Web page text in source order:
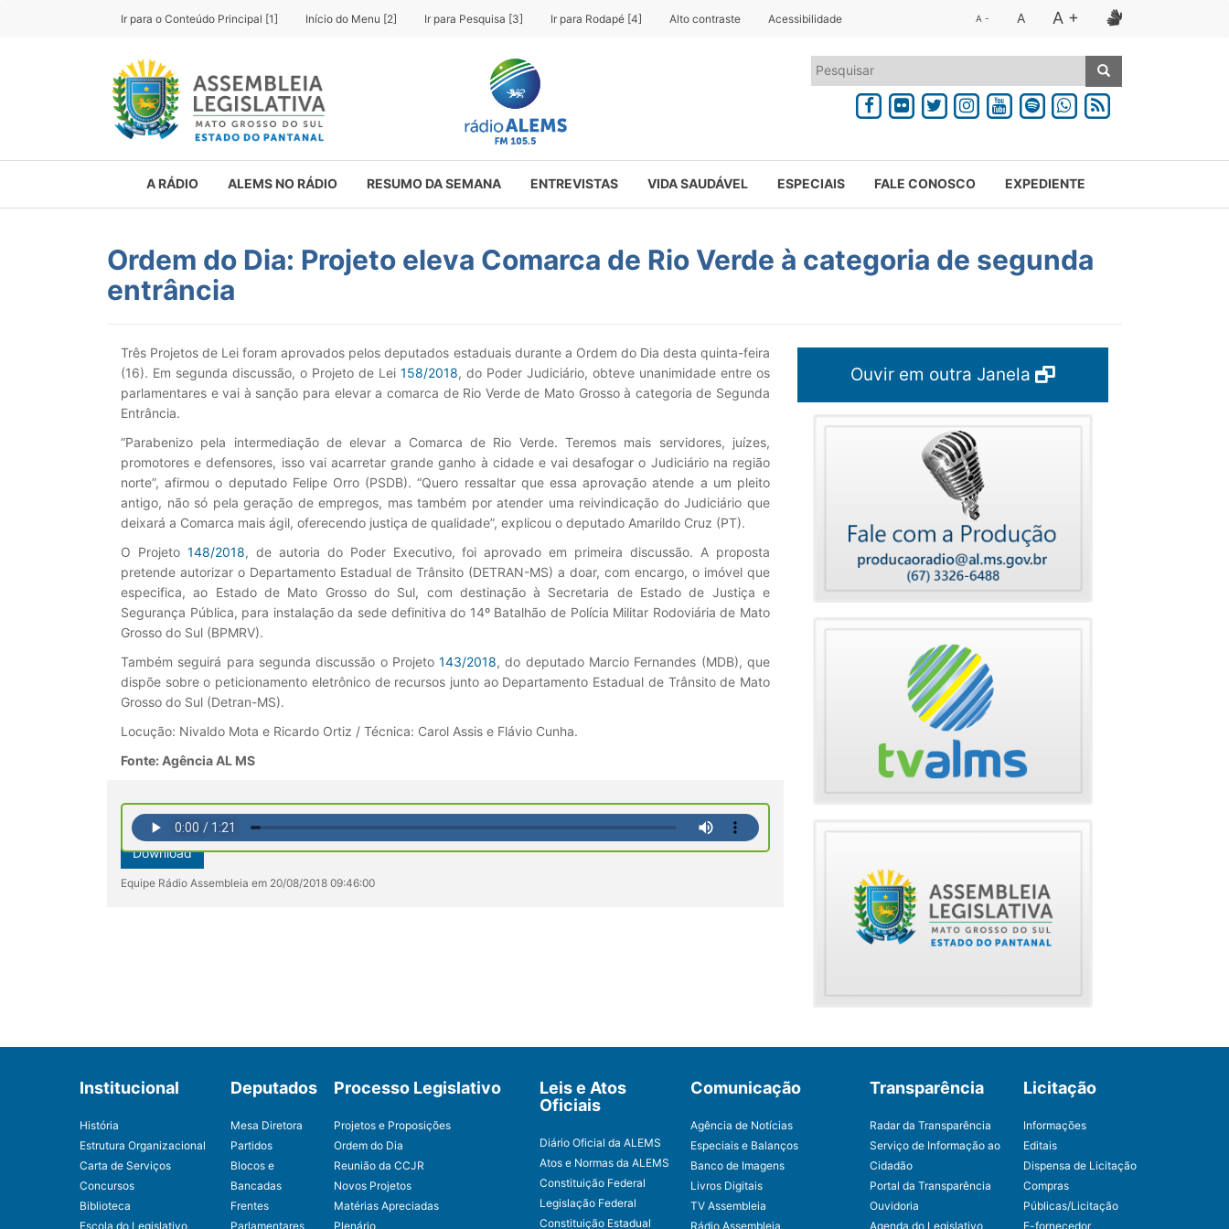
Ir para o Conteúdo Principal [1] Início do Menu [2] Ir para Pesquisa [3] Ir para Rodapé [4] Alto contraste Acessibilidade A - A A +
A RÁDIO ALEMS NO RÁDIO RESUMO DA SEMANA ENTREVISTAS VIDA SAUDÁVEL ESPECIAIS FALE CONOSCO EXPEDIENTE
Ordem do Dia: Projeto eleva Comarca de Rio Verde à categoria de segunda
entrância
Três Projetos de Lei foram aprovados pelos deputados estaduais durante a Ordem do Dia desta quinta-feira
(16). Em segunda discussão, o Projeto de Lei 158/2018, do Poder Judiciário, obteve unanimidade entre os
parlamentares e vai à sanção para elevar a comarca de Rio Verde de Mato Grosso à categoria de Segunda
Entrância.
“Parabenizo pela intermediação de elevar a Comarca de Rio Verde. Teremos mais servidores, juízes,
promotores e defensores, isso vai acarretar grande ganho à cidade e vai desafogar o Judiciário na região
norte”, afirmou o deputado Felipe Orro (PSDB). “Quero ressaltar que essa aprovação atende a um pleito
antigo, não só pela geração de empregos, mas também por atender uma reivindicação do Judiciário que
deixará a Comarca mais ágil, oferecendo justiça de qualidade”, explicou o deputado Amarildo Cruz (PT).
O Projeto 148/2018, de autoria do Poder Executivo, foi aprovado em primeira discussão. A proposta
pretende autorizar o Departamento Estadual de Trânsito (DETRAN-MS) a doar, com encargo, o imóvel que
especifica, ao Estado de Mato Grosso do Sul, com destinação à Secretaria de Estado de Justiça e
Segurança Pública, para instalação da sede definitiva do 14º Batalhão de Polícia Militar Rodoviária de Mato
Grosso do Sul (BPMRV).
Também seguirá para segunda discussão o Projeto143/2018, do deputado Marcio Fernandes (MDB), que
dispõe sobre o peticionamento eletrônico de recursos junto ao Departamento Estadual de Trânsito de Mato
Grosso do Sul (Detran-MS).
Locução: Nivaldo Mota e Ricardo Ortiz / Técnica: Carol Assis e Flávio Cunha.
Fonte: Agência AL MS
Download
Equipe Rádio Assembleia em 20/08/2018 09:46:00
Ouvir em outra Janela
Institucional
História
Estrutura Organizacional
Carta de Serviços
Concursos
Biblioteca
Escola do Legislativo
Deputados
Mesa Diretora
Partidos
Blocos e
Bancadas
Frentes
Parlamentares
Processo Legislativo
Projetos e Proposições
Ordem do Dia
Reunião da CCJR
Novos Projetos
Matérias Apreciadas
Plenário
Leis e Atos
Oficiais
Diário Oficial da ALEMS
Atos e Normas da ALEMS
Constituição Federal
Legislação Federal
Constituição Estadual
Comunicação
Agência de Notícias
Especiais e Balanços
Banco de Imagens
Livros Digitais
TV Assembleia
Rádio Assembleia
Transparência
Radar da Transparência
Serviço de Informação ao
Cidadão
Portal da Transparência
Ouvidoria
Agenda do Legislativo
Licitação
Informações
Editais
Dispensa de Licitação
Compras
Públicas/Licitação
E-fornecedor